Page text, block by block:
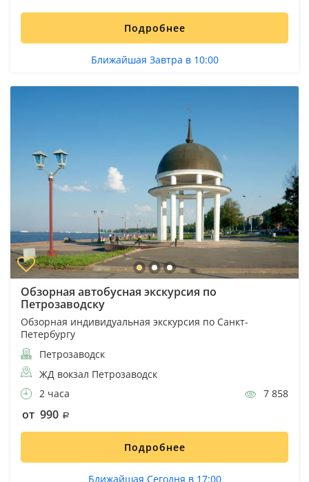
Подробнее
Ближайшая Завтра в 10:00
Обзорная автобусная экскурсия по
Петрозаводску
Обзорная индивидуальная экскурсия по Санкт-
Петербургу
Петрозаводск
ЖД вокзал Петрозаводск
2 часа
7 858
от 990
Подробнее
Ближайшая Сегодня в 17:00